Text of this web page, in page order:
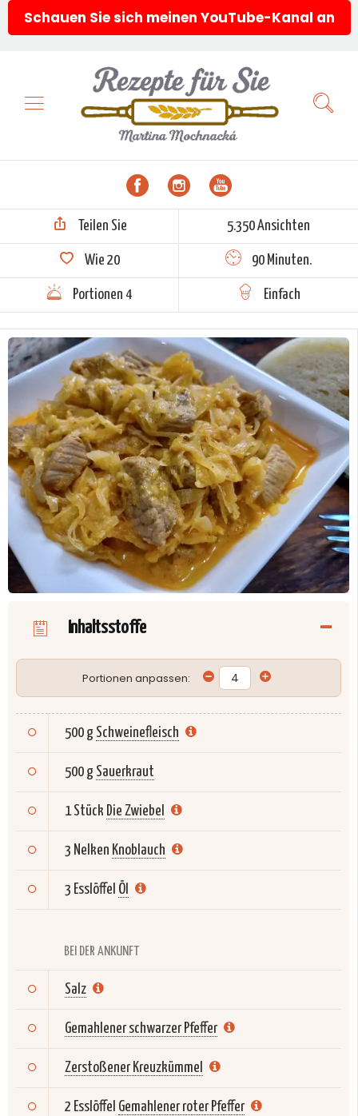
Schauen Sie sich meinen YouTube-Kanal an
Teilen Sie 5.350 Ansichten
Wie 20 90 Minuten.
Portionen 4 Einfach
Inhaltsstoffe
Portionen anpassen:
500 g Schweinefleisch
500 g Sauerkraut
1 Stück Die Zwiebel
3 Nelken Knoblauch
3 Esslöffel Öl
BEI DER ANKUNFT
Salz
Gemahlener schwarzer Pfeffer
Zerstoßener Kreuzkümmel
2 Esslöffel Gemahlener roter Pfeffer